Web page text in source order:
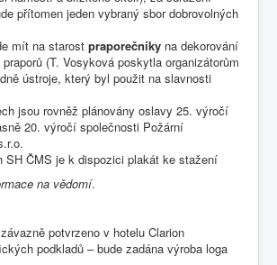
přítomen jeden vybraný sbor dobrovolných
mít na starost praporečníky na dekorování
(T. Vosyková poskytla organizátorům
ústroje, který byl použit na slavnosti
jsou rovněž plánovány oslavy 25. výročí
20. výročí společnosti Požární
SH ČMS je k dispozici plakát ke stažení
na vědomí.
potvrzeno v hotelu Clarion
podkladů – bude zadána výroba loga